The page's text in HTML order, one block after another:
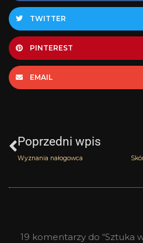
TWITTER
PINTEREST
EMAIL
Poprzedni wpis
Wyznania nałogowca
19 komentarzy do “Sztuka